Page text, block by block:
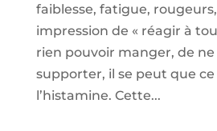
faiblesse, fatigue,
impression de « réagir à
rien pouvoir manger, de
supporter, il se peut que
l’histamine. Cette...